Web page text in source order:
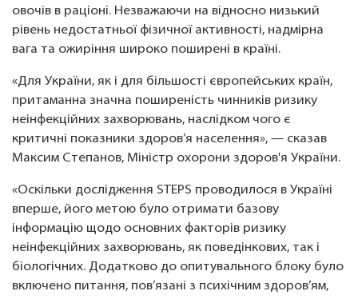
овочів в раціоні. Незважаючи на відносно низький
рівень недостатньої фізичної активності, надмірна
вага та ожиріння широко поширені в країні.
«Для України, як і для більшості європейських країн,
притаманна значна поширеність чинників ризику
неінфекційних захворювань, наслідком чого є
критичні показники здоров’я населення», — сказав
Максим Степанов, Міністр охорони здоров'я України.
«Оскільки дослідження STEPS проводилося в Україні
вперше, його метою було отримати базову
інформацію щодо основних факторів ризику
неінфекційних захворювань, як поведінкових, так і
біологічних. Додатково до опитувального блоку було
включено питання, пов’язані з психічним здоров’ям,